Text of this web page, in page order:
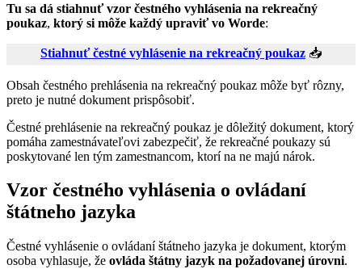
Tu sa dá stiahnuť vzor čestného vyhlásenia na rekreačný
poukaz, ktorý si môže každý upraviť vo Worde:
Stiahnuť čestné vyhlásenie na rekreačný poukaz 📥
Obsah čestného prehlásenia na rekreačný poukaz môže byť rôzny,
preto je nutné dokument prispôsobiť.
Čestné prehlásenie na rekreačný poukaz je dôležitý dokument, ktorý
pomáha zamestnávateľovi zabezpečiť, že rekreačné poukazy sú
poskytované len tým zamestnancom, ktorí na ne majú nárok.
Vzor čestného vyhlásenia o ovládaní
štátneho jazyka
Čestné vyhlásenie o ovládaní štátneho jazyka je dokument, ktorým
osoba vyhlasuje, že ovláda štátny jazyk na požadovanej úrovni.